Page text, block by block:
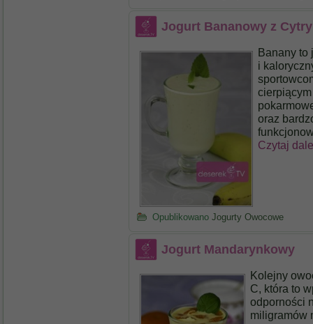
Jogurt Bananowy z
Banany to
i
oraz
Czytaj
Opublikowano Jogurty Owocowe
Jogurt Mandarynkowy
Kolejny
C, która to
odporności
miligramów